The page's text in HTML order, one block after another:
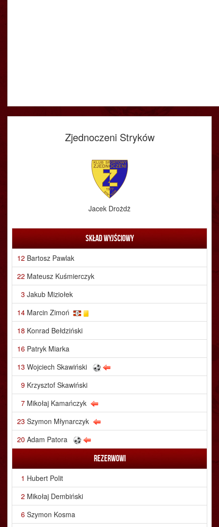
Zjednoczeni Stryków
Jacek Drożdż
Skład wyjściowy
12 Bartosz Pawlak
22 Mateusz Kuśmierczyk
3 Jakub Miziołek
14 Marcin Zimoń
18 Konrad Bełdziński
16 Patryk Miarka
13 Wojciech Skawiński
9 Krzysztof Skawiński
7 Mikołaj Kamańczyk
23 Szymon Młynarczyk
20 Adam Patora
Rezerwowi
1 Hubert Polit
2 Mikołaj Dembiński
6 Szymon Kosma